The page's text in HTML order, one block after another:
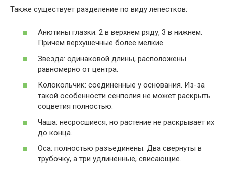
Также существует разделение по виду лепестков:
Анютины глазки: 2 в верхнем ряду, 3 в нижнем.
Причем верхушечные более мелкие.
Звезда: одинаковой длины, расположены
равномерно от центра.
Колокольчик: соединенные у основания. Из-за
такой особенности сенполия не может раскрыть
соцветия полностью.
Чаша: несросшиеся, но растение не раскрывает их
до конца.
Оса: полностью разъединены. Два свернуты в
трубочку, а три удлиненные, свисающие.